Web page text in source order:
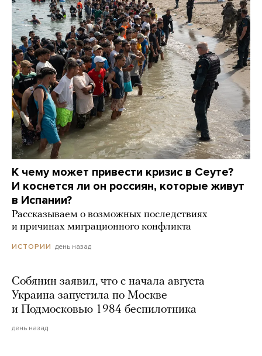
К чему может привести кризис в Сеуте?
И коснется ли он россиян, которые живут
в Испании?
Рассказываем о возможных последствиях
и причинах миграционного конфликта
ИСТОРИИ день назад
Собянин заявил, что с начала августа
Украина запустила по Москве
и Подмосковью 1984 беспилотника
день назад